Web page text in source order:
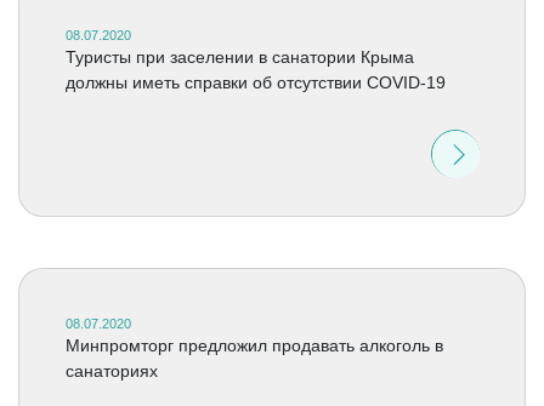
08.07.2020
Туристы при заселении в санатории Крыма
должны иметь справки об отсутствии COVID-19
08.07.2020
Минпромторг предложил продавать алкоголь в
санаториях